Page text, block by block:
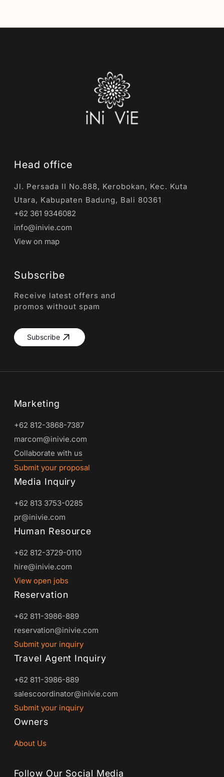
Head office
Jl. Persada II No.888, Kerobokan, Kec. Kuta
Utara, Kabupaten Badung, Bali 80361
+62 361 9346082
info@inivie.com
View on map
Subscribe
Receive latest offers and
promos without spam
Subscribe
Marketing
+62 812-3868-7387
marcom@inivie.com
Collaborate with us
Submit your proposal
Media Inquiry
+62 813 3753-0285
pr@inivie.com
Human Resource
+62 812-3729-0110
hire@inivie.com
View open jobs
Reservation
+62 811-3986-889
reservation@inivie.com
Submit your inquiry
Travel Agent Inquiry
+62 811-3986-889
salescoordinator@inivie.com
Submit your inquiry
Owners
About Us
Follow Our Social Media